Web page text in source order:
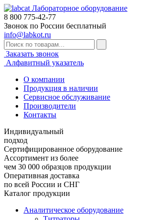
Лабораторное оборудование
8 800 775-42-77
Звонок по России бесплатный
info@labkot.ru
Заказать звонок
Алфавитный указатель
О компании
Продукция в наличии
Сервисное обслуживание
Производители
Контакты
Индивидуальный
подход
Сертифицированное оборудование
Ассортимент из более
чем 30 000 образцов продукции
Оперативная доставка
по всей России и СНГ
Каталог продукции
Аналитическое оборудование